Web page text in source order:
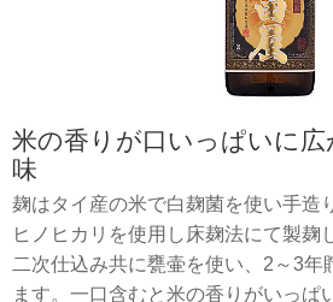
米の香りが口いっぱいに広
味
麹はタイ産の米で白麹菌を使い手造
ヒノヒカリを使用し床麹法にて製麹
二次仕込み共に甕壷を使い、2～3年
ます。一口含むと米の香りがいっぱ